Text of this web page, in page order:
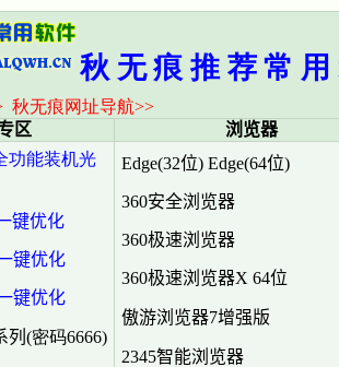
秋无痕推荐常
秋无痕网址导航>>
区
浏览器
功能装机光
键优化
键优化
键优化
列 (密码6666)
Edge(32位) Edge(64位)
360安全浏览器
360极速浏览器
360极速浏览器X 64位
傲游浏览器7增强版
2345智能浏览器